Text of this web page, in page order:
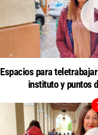
Espacios para
instituto y puntos